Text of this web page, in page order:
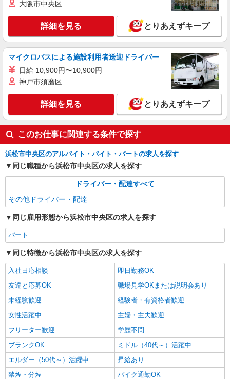
大阪市中央区
詳細を見る とりあえずキープ
マイクロバスによる施設利用者送迎ドライバー
日給 10,900円〜10,900円
神戸市須磨区
詳細を見る とりあえずキープ
このお仕事に関連する条件で探す
浜松市中央区のアルバイト・バイト・パートの求人を探す
同じ職種から浜松市中央区の求人を探す
ドライバー・配達すべて
その他ドライバー・配達
同じ雇用形態から浜松市中央区の求人を探す
パート
同じ特徴から浜松市中央区の求人を探す
入社日応相談
即日勤務OK
友達と応募OK
職場見学OKまたは説明会あり
未経験歓迎
経験者・有資格者歓迎
女性活躍中
主婦・主夫歓迎
フリーター歓迎
学歴不問
ブランクOK
ミドル（40代～）活躍中
エルダー（50代～）活躍中
昇給あり
禁煙・分煙
バイク通勤OK